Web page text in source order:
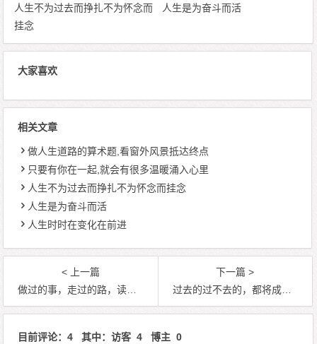
人生不为过去而挣扎不为怀念而
挂念
人生是为奋斗而活
大家喜欢
相关文章
做人生道路的算术题,看窗外风景抵达终点
只要有你在一起,就会有很多温暖涌入心里
人生不为过去而挣扎不为怀念而挂念
人生是为奋斗而活
人生时时在变化在前进
< 上一篇
做过的事，走过的路，读过的书，都会影响你的言行举止
下一篇 >
过去的过不去的，都将成为故事
目前评论：4 其中：访客 4 博主 0